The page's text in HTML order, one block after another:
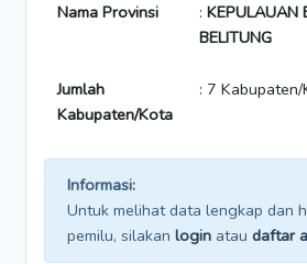
Nama Provinsi : KEPULAUAN
BELITUNG
Jumlah
Kabupaten/Kota
: 7
Informasi:
Untuk melihat data lengkap dan
pemilu, silakan login atau daftar